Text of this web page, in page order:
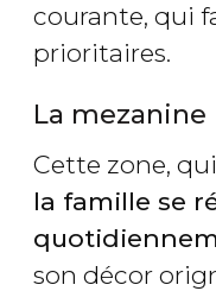
courante, qui
prioritaires.
La mezanine
Cette zone,
la famille se
son décor